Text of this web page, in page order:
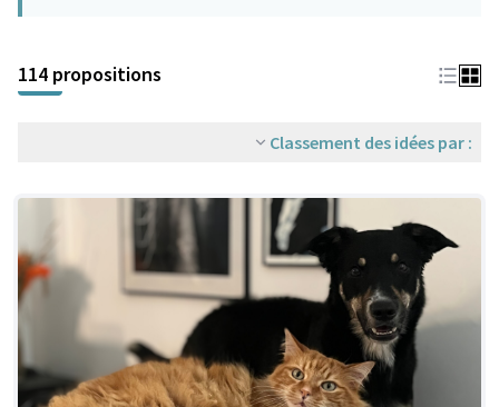
114 propositions
Classement des idées par :